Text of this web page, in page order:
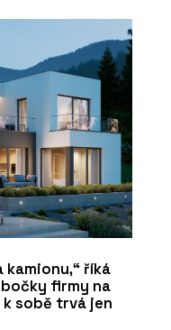
kamionu,“ říká
firmy na
sobě trvá jen